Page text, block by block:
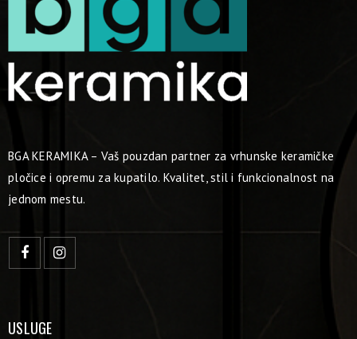
BGA KERAMIKA – Vaš pouzdan partner za vrhunske keramičke
pločice i opremu za kupatilo. Kvalitet, stil i funkcionalnost na
jednom mestu.
USLUGE